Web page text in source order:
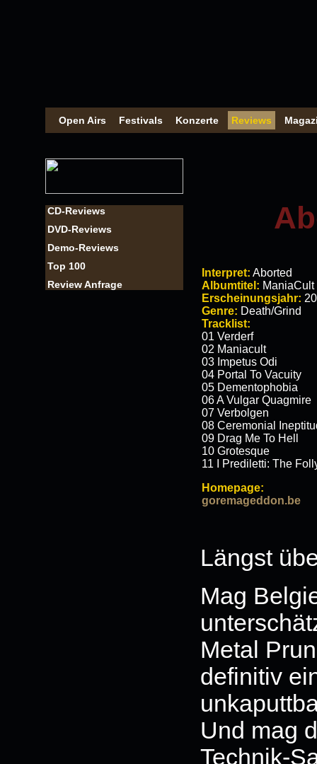
Open Airs Festivals Konzerte Reviews
CD-Reviews
DVD-Reviews
Demo-Reviews
Top 100
Review Anfrage
Interpret: Aborted
Albumtitel: ManiaCult
Erscheinungsjahr:
Genre: Death/Grind
Tracklist:
01 Verderf
02 Maniacult
03 Impetus Odi
04 Portal To Vacuity
05 Dementophobia
06 A Vulgar Quagmire
07 Verbolgen
08 Ceremonial
09 Drag Me To Hell
10 Grotesque
11 I Prediletti: The
Homepage:
goremageddon.be
Längst
Mag
Metal
definitiv
Und mag
Technik-